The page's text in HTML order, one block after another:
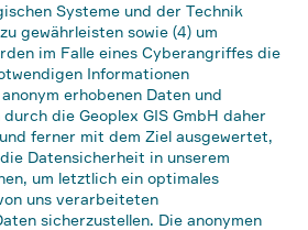
Systeme und der Technik
gewährleisten sowie (4) um
im Falle eines Cyberangriffes die
Informationen
erhobenen Daten und
die Geoplex GIS GmbH daher
ferner mit dem Ziel ausgewertet,
Datensicherheit in unserem
um letztlich ein optimales
uns verarbeiteten
sicherzustellen. Die anonymen